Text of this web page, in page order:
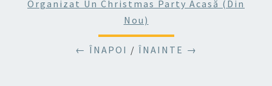
Organizat Un Christmas Party Acasă (din
Nou)
← ÎNAPOI / ÎNAINTE →